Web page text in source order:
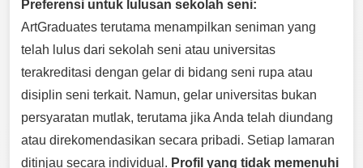
Preferensi untuk lulusan sekolah seni:
ArtGraduates terutama menampilkan seniman yang
telah lulus dari sekolah seni atau universitas
terakreditasi dengan gelar di bidang seni rupa atau
disiplin seni terkait. Namun, gelar universitas bukan
persyaratan mutlak, terutama jika Anda telah diundang
atau direkomendasikan secara pribadi. Setiap lamaran
ditinjau secara individual. Profil yang tidak memenuhi